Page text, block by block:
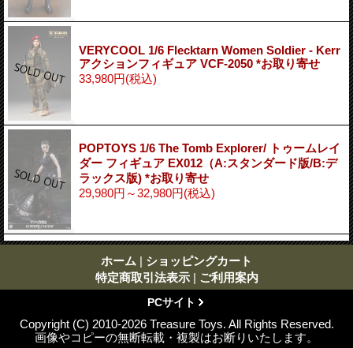
VERYCOOL 1/6 Flecktarn Women Soldier - Kerr
アクションフィギュア VCF-2050 *お取り寄せ
33,980円(税込)
POPTOYS 1/6 The Tomb Explorer/ トゥームレイ
ダー フィギュア EX012（A:スタンダード版/B:デ
ラックス版) *お取り寄せ
29,980円～32,980円(税込)
ホーム | ショッピングカート
特定商取引法表示 | ご利用案内
PCサイト
Copyright (C) 2010-2026 Treasure Toys. All Rights Reserved.
画像やコピーの無断転載・複製はお断りいたします。